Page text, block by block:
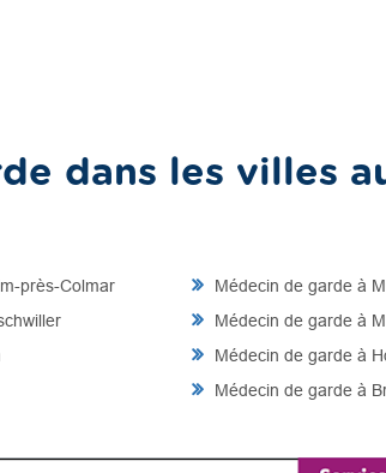
dans les villes
près-Colmar
Médecin de garde à
Médecin de garde à
Médecin de garde à
Médecin de garde à